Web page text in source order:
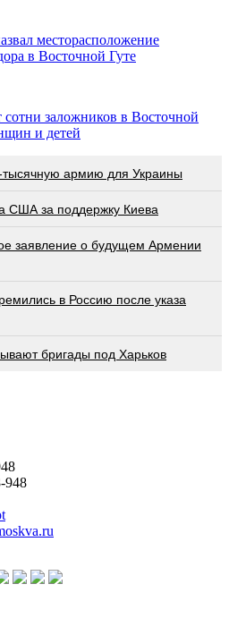
месторасположение
в Восточной Гуте
заложников в Восточной
и детей
армию для Украины
США за поддержку Киева
заявление о будущем Армении
в Россию после указа
бригады под Харьков
948